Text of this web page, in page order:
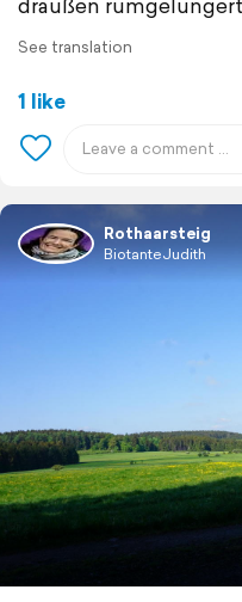
See translation
1 like
Rothaarsteig
BiotanteJudith